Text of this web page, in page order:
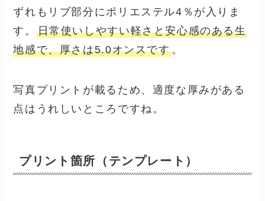
ずれもリブ部分にポリエステル4％が入りま
す。 日常使いしやすい軽さと安心感のある生
地感で、厚さは5.0オンスです。
写真プリントが載るため、適度な厚みがある
点はうれしいところですね。
プリント箇所（テンプレート）